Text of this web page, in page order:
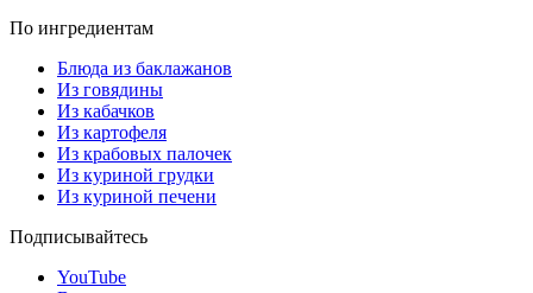
По ингредиентам
Блюда из баклажанов
Из говядины
Из кабачков
Из картофеля
Из крабовых палочек
Из куриной грудки
Из куриной печени
Подписывайтесь
YouTube